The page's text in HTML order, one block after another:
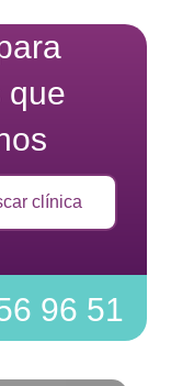
que
clínica
96 51